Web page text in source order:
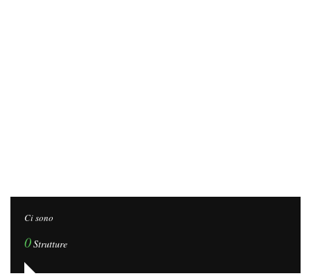
Ci sono
0Strutture